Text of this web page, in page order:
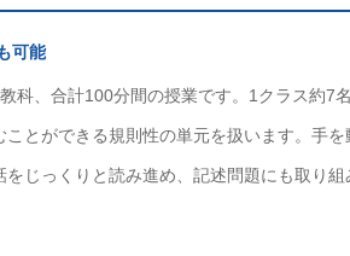
可能
科、合計100分間の授業です。1クラス約7
とができる規則性の単元を扱います。手
をじっくりと読み進め、記述問題にも取り